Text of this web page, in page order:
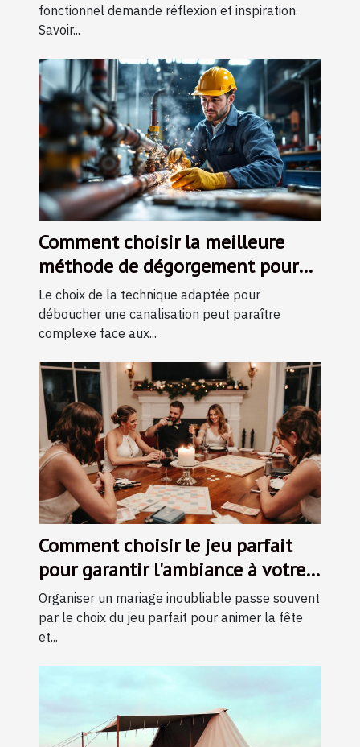
fonctionnel demande réflexion et inspiration.
Savoir...
Comment choisir la meilleure
méthode de dégorgement pour
vos canalisations ?
Le choix de la technique adaptée pour
déboucher une canalisation peut paraître
complexe face aux...
Comment choisir le jeu parfait
pour garantir l'ambiance à votre
mariage ?
Organiser un mariage inoubliable passe souvent
par le choix du jeu parfait pour animer la fête
et...